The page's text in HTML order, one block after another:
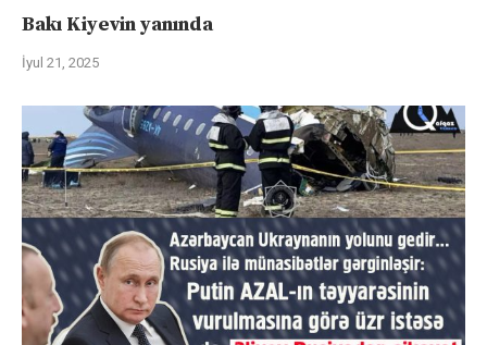
Bakı Kiyevin yanında
İyul 21, 2025